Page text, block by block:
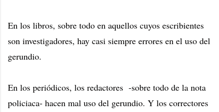
En los libros, sobre todo en aquellos cuyos escribientes
son investigadores, hay casi siempre errores en el uso del
gerundio.
En los periódicos, los redactores -sobre todo de la nota
policiaca- hacen mal uso del gerundio. Y los correctores